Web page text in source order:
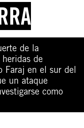
de la
de
Faraj en el sur del
un ataque
como